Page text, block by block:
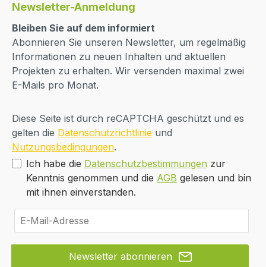
Newsletter-Anmeldung
Bleiben Sie auf dem informiert
Abonnieren Sie unseren Newsletter, um regelmäßig
Informationen zu neuen Inhalten und aktuellen
Projekten zu erhalten. Wir versenden maximal zwei
E-Mails pro Monat.
Diese Seite ist durch reCAPTCHA geschützt und es
gelten die Datenschutzrichtlinie und
Nutzungsbedingungen.
Ich habe die Datenschutzbestimmungen zur
Kenntnis genommen und die AGB gelesen und bin
mit ihnen einverstanden.
Newsletter abonnieren